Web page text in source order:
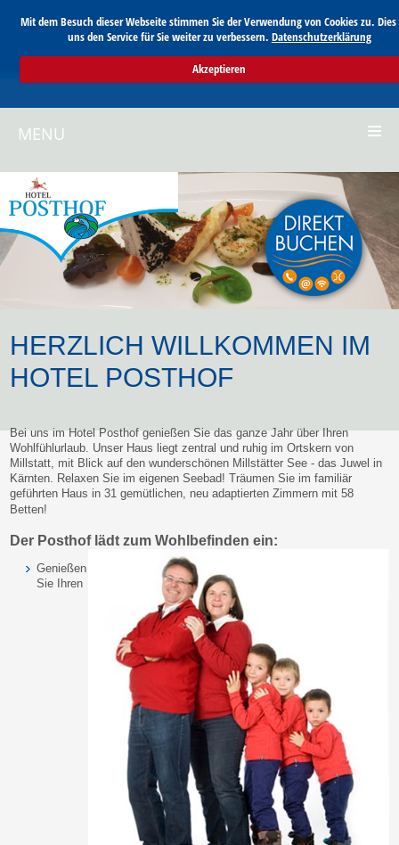
Mit dem Besuch dieser Webseite stimmen Sie der Verwendung von Cookies zu.
uns den Service für Sie weiter zu verbessern. Datenschutzerklärung
Akzeptieren
MENU
HERZLICH WILLKOMMEN IM
HOTEL POSTHOF
Bei uns im Hotel Posthof genießen Sie das ganze Jahr über Ihren
Wohlfühlurlaub. Unser Haus liegt zentral und ruhig im Ortskern von
Millstatt, mit Blick auf den wunderschönen Millstätter See - das Juwel in
Kärnten. Relaxen Sie im eigenen Seebad! Träumen Sie im familiär
geführten Haus in 31 gemütlichen, neu adaptierten Zimmern mit 58
Betten!
Der Posthof lädt zum Wohlbefinden ein:
Genießen
Sie Ihren